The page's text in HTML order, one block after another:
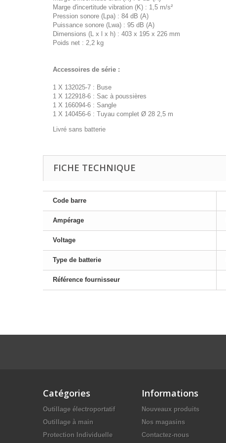
Marge d'incertitude vibration (K) : 1,5 m/s²
Pression sonore (Lpa) : 84 dB (A)
Puissance sonore (Lwa) : 95 dB (A)
Dimensions (L x l x h) : 403 x 195 x 226 mm
Poids net : 2,2 kg
Accessoires de série :
1 X 132025-7 : Buse
1 X 122918-6 : Sac à poussières
1 X 166094-6 : Sangle
1 X 140456-6 : Tuyau complet Ø 28 2,5 m
Livré sans batterie
FICHE TECHNIQUE
Code barre
Ampérage
Voltage
Type de batterie
Référence fournisseur
Catégories
Outillage électroportatif
Outillage à main
Protection Individuelle
Informations
Nouveaux produits
Nos magasins
Contactez-nous